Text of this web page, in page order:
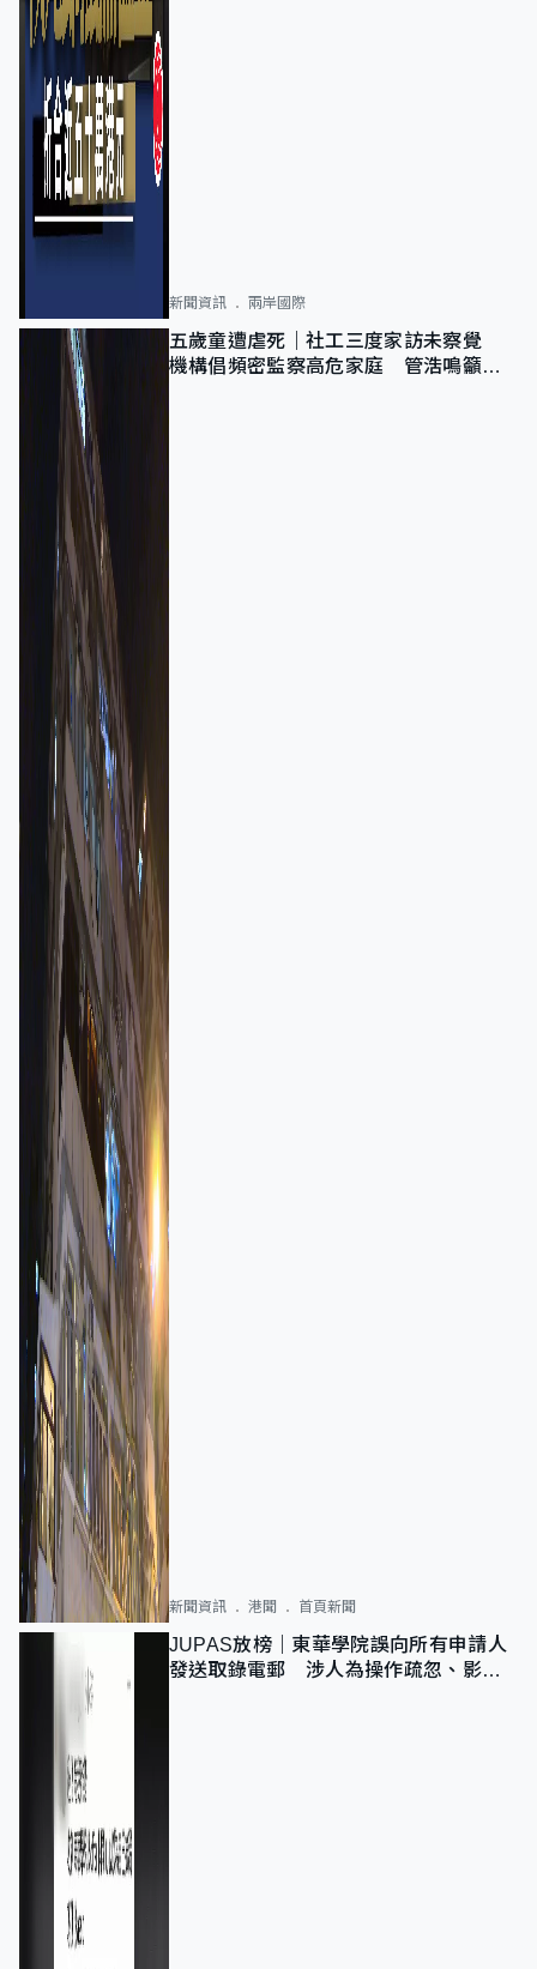
新聞資訊 兩岸國際
五歲童遭虐死｜社工三度家訪未察覺
機構倡頻密監察高危家庭 管浩鳴籲加
新聞資訊 港聞 首頁新聞
JUPAS放榜｜東華學院誤向所有申請人
發送取錄電郵 涉人為操作疏忽、影響